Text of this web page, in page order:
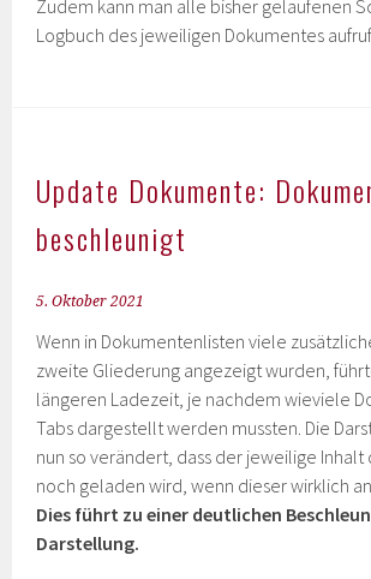
Zudem kann man alle bisher gelaufenen
Logbuch des jeweiligen Dokumentes
Update Dokumente:
beschleunigt
5. Oktober 2021
Wenn in Dokumentenlisten viele
zweite Gliederung angezeigt wurden,
längeren Ladezeit, je nachdem wieviele
Tabs dargestellt werden mussten. Die
nun so verändert, dass der jeweilige Inhalt
noch geladen wird, wenn dieser wirklich
Dies führt zu einer deutlichen
Darstellung.